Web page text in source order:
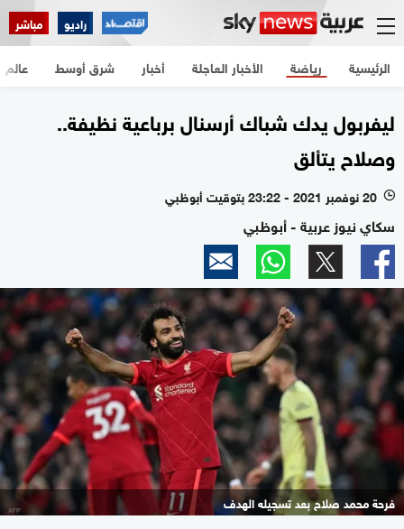
راديو مباشر
الرئيسية الأخبار العاجلة أخبار شرق أوسط عالم رياضة
ليفربول يدك شباك أرسنال برباعية نظيفة..
وصلاح يتألق
l 20 نوفمبر 2021 - 23:22 بتوقيت أبوظبي
سكاي نيوز عربية - أبوظبي
فرحة محمد صلاح بعد تسجيله الهدف